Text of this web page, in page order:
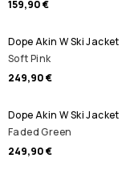
159,90 €
Dope Akin W Ski Jacket
Soft Pink
249,90 €
Dope Akin W Ski Jacket
Faded Green
249,90 €